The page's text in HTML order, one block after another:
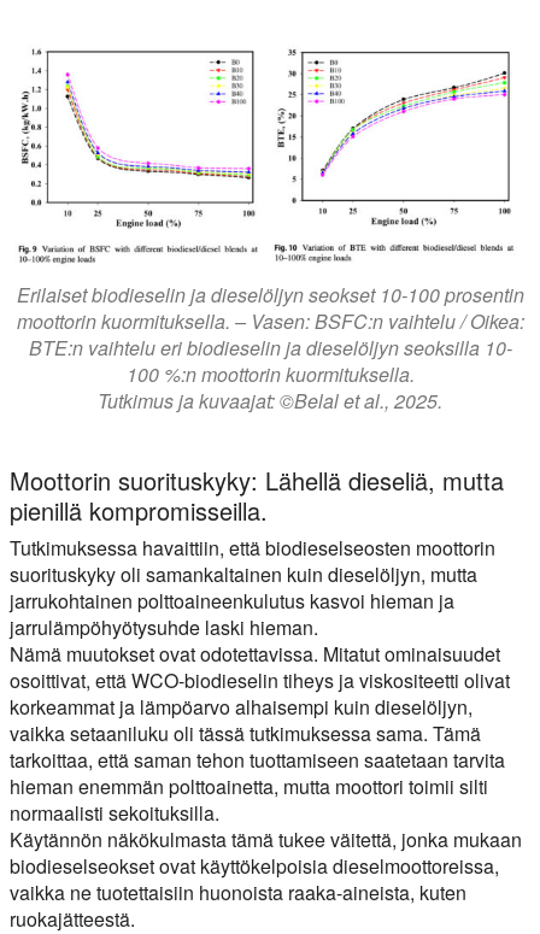
Erilaiset biodieselin ja dieselöljyn seokset 10-100 prosentin
moottorin kuormituksella. – Vasen: BSFC:n vaihtelu / Oikea:
BTE:n vaihtelu eri biodieselin ja dieselöljyn seoksilla 10-
100 %:n moottorin kuormituksella.
Tutkimus ja kuvaajat: ©Belal et al., 2025.
Moottorin suorituskyky: Lähellä dieseliä, mutta
pienillä kompromisseilla.
Tutkimuksessa havaittiin, että biodieselseosten moottorin
suorituskyky oli samankaltainen kuin dieselöljyn, mutta
jarrukohtainen polttoaineenkulutus kasvoi hieman ja
jarrulämpöhyötysuhde laski hieman.
Nämä muutokset ovat odotettavissa. Mitatut ominaisuudet
osoittivat, että WCO-biodieselin tiheys ja viskositeetti olivat
korkeammat ja lämpöarvo alhaisempi kuin dieselöljyn,
vaikka setaaniluku oli tässä tutkimuksessa sama. Tämä
tarkoittaa, että saman tehon tuottamiseen saatetaan tarvita
hieman enemmän polttoainetta, mutta moottori toimii silti
normaalisti sekoituksilla.
Käytännön näkökulmasta tämä tukee väitettä, jonka mukaan
biodieselseokset ovat käyttökelpoisia dieselmoottoreissa,
vaikka ne tuotettaisiin huonoista raaka-aineista, kuten
ruokajätteestä.